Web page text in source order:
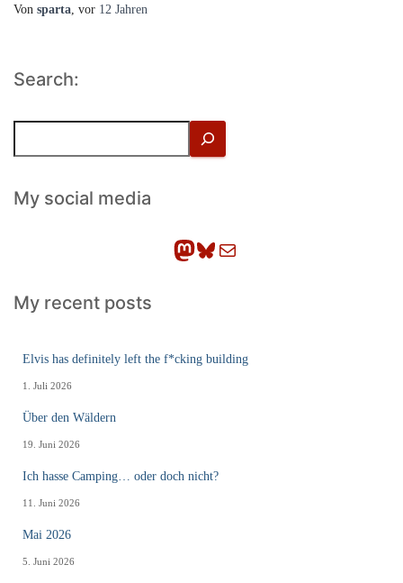
Von sparta, vor 12 Jahren
Search:
h
eMy social media
Mastodon Bluesky E-Mail
My recent posts
Elvis has definitely left the f*cking building
1. Juli 2026
Über den Wäldern
19. Juni 2026
Ich hasse Camping… oder doch nicht?
11. Juni 2026
Mai 2026
5. Juni 2026